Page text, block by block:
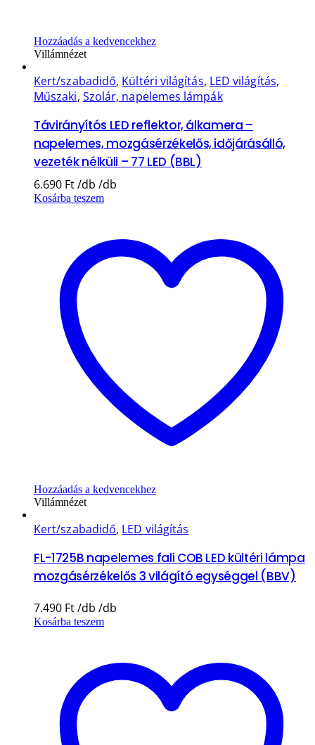
Hozzáadás a kedvencekhez
Villámnézet
Kert/szabadidő, Kültéri világítás, LED világítás,
Műszaki, Szolár, napelemes lámpák
Távirányítós LED reflektor, álkamera –
napelemes, mozgásérzékelős, időjárásálló,
vezeték nélküli – 77 LED (BBL)
6.690 Ft
Kosárba teszem
Hozzáadás a kedvencekhez
Villámnézet
Kert/szabadidő, LED világítás
FL-1725B napelemes fali COB LED kültéri lámpa
mozgásérzékelős 3 világító egységgel (BBV)
7.490 Ft
Kosárba teszem